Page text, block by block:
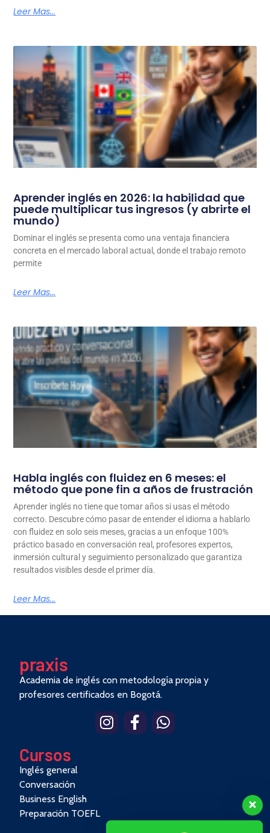
Leer Mas...
Aprender inglés en 2026: la habilidad que
puede multiplicar tus ingresos (y abrirte el
mundo)
Dominar el inglés se presenta como una ventaja financiera
concreta en el mercado laboral actual, donde el trabajo remoto
permite
Leer Mas...
Habla inglés con fluidez en 6 meses: el
método que pone fin a años de frustración
Aprender inglés no tiene que tomar años si usas el método
correcto. Descubre cómo pasar de entender el idioma a hablarlo
con fluidez en solo seis meses, gracias a un enfoque 100%
práctico basado en conversación real, profesores expertos,
inmersión cultural y seguimiento personalizado que garantiza
resultados visibles desde el primer día.
Leer Mas...
praxis
Academia de inglés con metodología propia y
profesores certificados en Bogotá.
Cursos
Inglés general
Conversación
Business English
Preparación TOEFL